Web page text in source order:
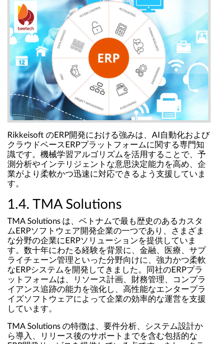
Rikkeisoft のERP開発における強みは、AI自動化および
クラウドベースERPプラットフォームに関する専門知
識です。機械学習アルゴリズムを活用することで、予
測分析やインテリジェントな意思決定能力を高め、企
業がより柔軟かつ迅速に対応できるよう支援していま
す。
1.4. TMA Solutions
TMA Solutions は、ベトナムで最も歴史のあるカスタ
ムERPソフトウェア開発企業の一つであり、さまざま
な分野の企業にERPソリューションを提供していま
す。数十年にわたる経験を背景に、金融、医療、サプ
ライチェーン管理といった分野向けに、強力かつ柔軟
なERPシステムを開発してきました。同社のERPプラ
ットフォームは、リソース計画、財務管理、コンプラ
イアンス追跡の能力を強化し、高性能なエンタープラ
イズソフトウェアによって企業の効率的な運営を支援
しています。
TMA Solutions の特徴は、要件分析、システム設計か
ら導入、リリース後のサポートまでを含む包括的な